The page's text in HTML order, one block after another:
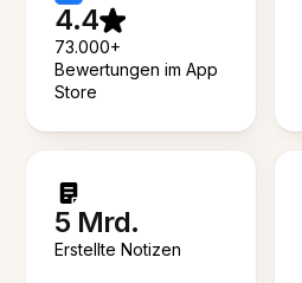
4.4
73.000+
Bewertungen im App
Store
5 Mrd.
Erstellte Notizen